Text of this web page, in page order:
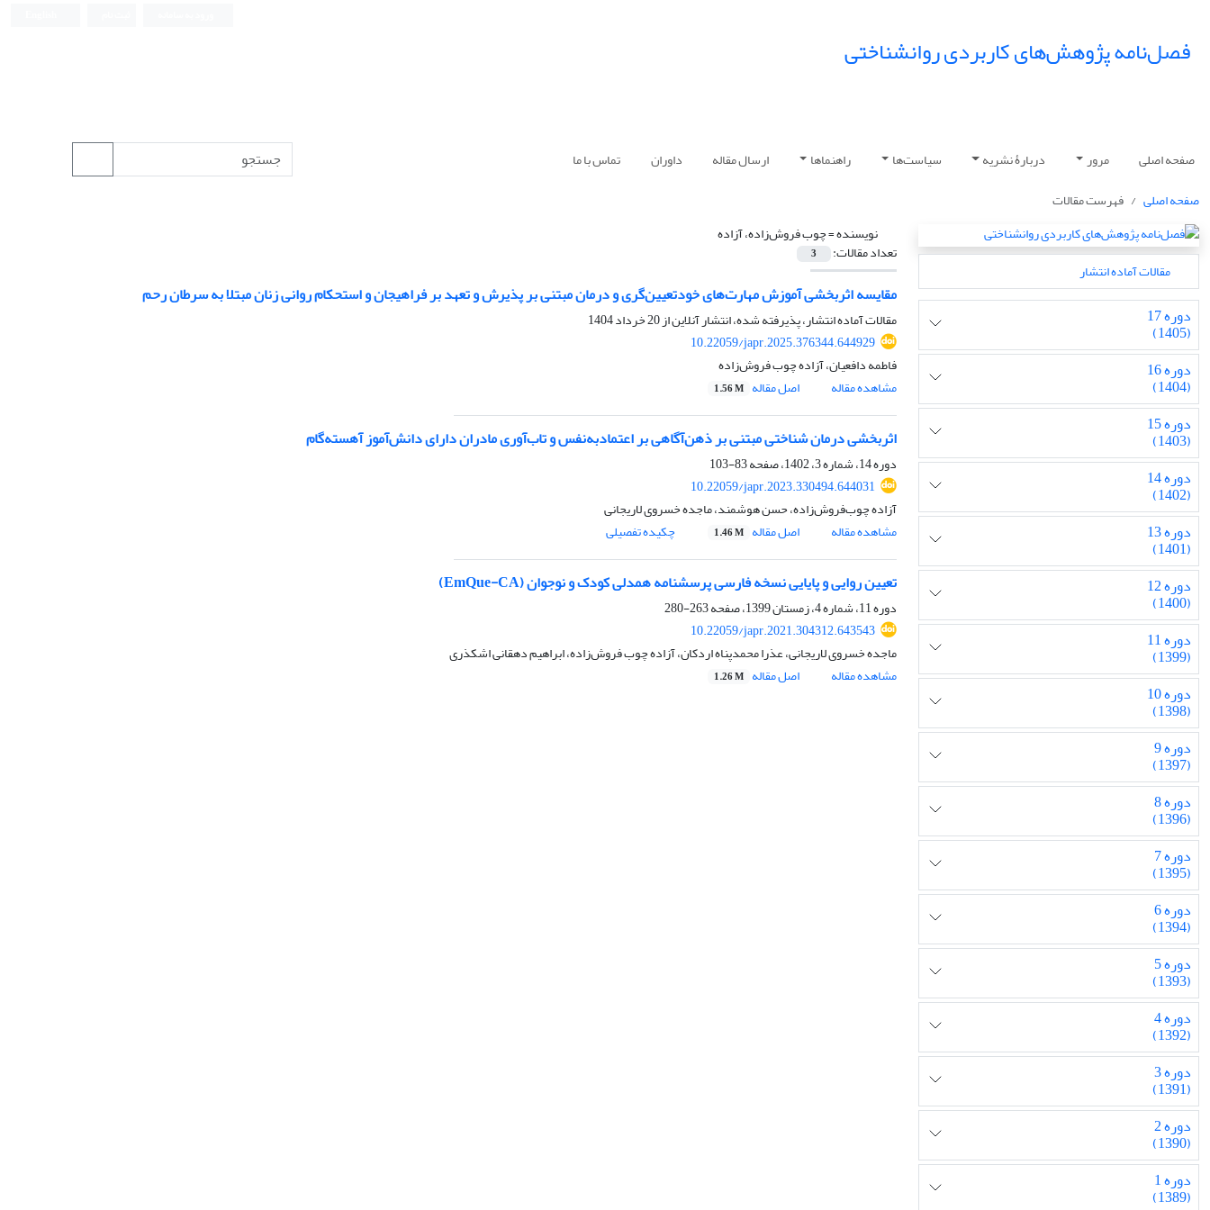
فصل‌نامه پژوهش‌های کاربردی روانشناختی
صفحه اصلی مرور دربارۀ نشریه سیاست‌ها راهنماها ارسال مقاله داوران
تماس با ما
صفحه اصلی
فهرست مقالات
مقالات آماده انتشار
دوره 17
(1405)
دوره 16
(1404)
دوره 15
(1403)
دوره 14
(1402)
دوره 13
(1401)
دوره 12
(1400)
دوره 11
(1399)
دوره 10
(1398)
دوره 9
(1397)
دوره 8
(1396)
دوره 7
(1395)
دوره 6
(1394)
دوره 5
(1393)
دوره 4
(1392)
دوره 3
(1391)
دوره 2
(1390)
دوره 1
(1389)
نویسنده =چوب فروش‌زاده، آزاده
تعداد مقالات: 3
مقایسه اثربخشی آموزش مهارت‌های خودتعیین‌گری و درمان مبتنی بر پذیرش و تعهد بر فراهیجان و استحکام روانی زنان مبتلا به سرطان رحم
مقالات آماده انتشار، پذیرفته شده، انتشار آنلاین از20 خرداد 1404
10.22059/japr.2025.376344.644929
فاطمه دافعیان، آزاده چوب فروش‌زاده
مشاهده مقاله
اصل مقاله 1.56 M
اثربخشی درمان شناختی مبتنی بر ذهن‌آگاهی بر اعتمادبه‌نفس و تاب‌آوری مادران دارای دانش‌آموز آهسته‌گام
دوره 14، شماره 3، 1402، صفحه
83-103
10.22059/japr.2023.330494.644031
آزاده چوب‌فروش‌زاده، حسن هوشمند، ماجده خسروی لاریجانی
مشاهده مقاله
اصل مقاله 1.46 M چکیده تفصیلی
تعیین روایی و پایایی نسخه فارسی پرسشنامه همدلی کودک و نوجوان (EmQue-CA)
دوره 11، شماره 4، زمستان 1399، صفحه
263-280
10.22059/japr.2021.304312.643543
ماجده خسروی لاریجانی، عذرا محمدپناه اردکان، آزاده چوب فروش‌زاده، ابراهیم دهقانی اشکذری
مشاهده مقاله
اصل مقاله 1.26 M